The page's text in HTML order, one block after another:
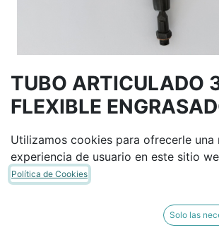
TUBO ARTICULADO
FLEXIBLE
Términos y condiciones
Garantía de devolución de 30 días
Envío: 2-3 días laborales
Utilizamos cookies para ofrecerle una
experiencia de usuario en este sitio
Política de Cookies
Solo las